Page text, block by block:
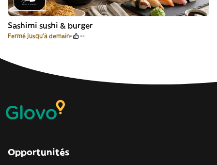
Sashimi sushi & burger
Fermé jusqu'à demain --
Opportunités